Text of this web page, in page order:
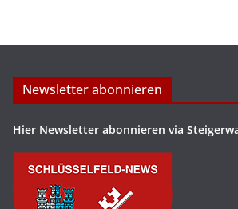
Newsletter abonnieren
Hier Newsletter abonnieren via